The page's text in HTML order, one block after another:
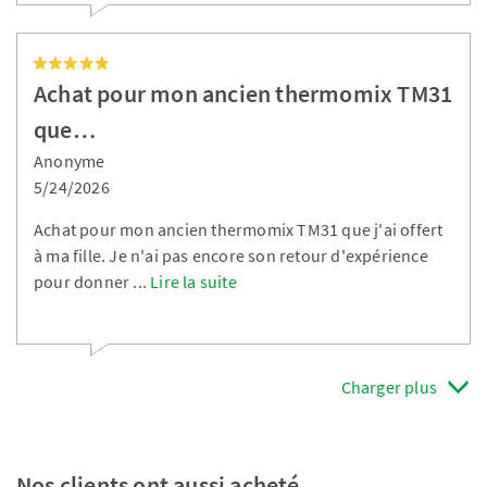
Achat pour mon ancien thermomix TM31
que…
Anonyme
5/24/2026
Achat pour mon ancien thermomix TM31 que j'ai offert
à ma fille. Je n'ai pas encore son retour d'expérience
pour donner ... Lire la suite
Charger plus